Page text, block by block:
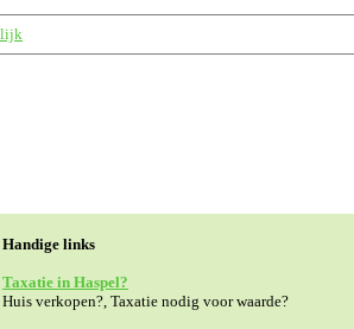
Handige links
Taxatie in Haspel?
Huis verkopen?, Taxatie nodig voor waarde?